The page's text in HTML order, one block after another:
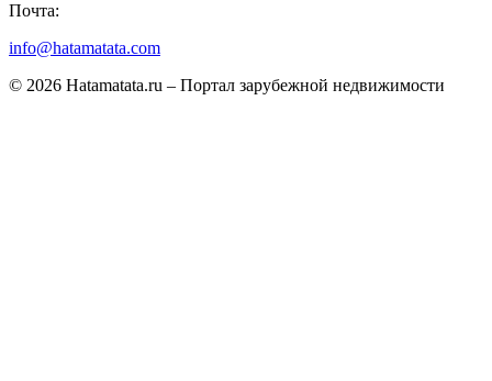
Почта:
info@hatamatata.com
© 2026 Hatamatata.ru – Портал зарубежной недвижимости